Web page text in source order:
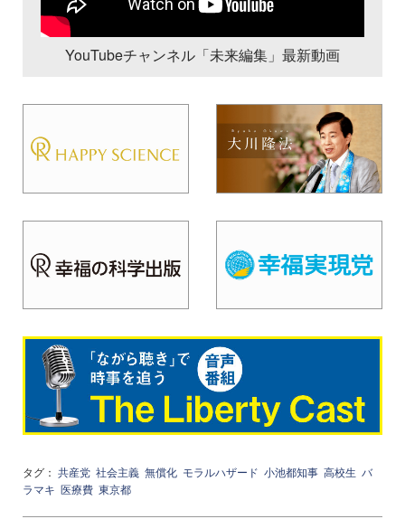
YouTubeチャンネル「未来編集」最新動画
タグ： 共産党 社会主義 無償化 モラルハザード 小池都知事 高校生 バ
ラマキ 医療費 東京都